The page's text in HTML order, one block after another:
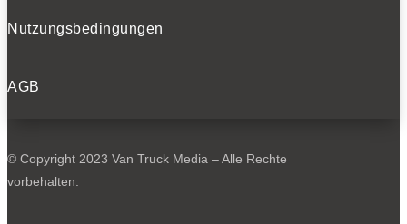
Nutzungsbedingungen
AGB
© Copyright 2023 Van Truck Media – Alle Rechte
vorbehalten.